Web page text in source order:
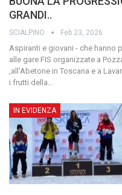
GRANDI..
SCIALPINO Feb 23, 2026
Aspiranti e giovani - che hanno
alle gare FIS organizzate a
,all’Abetone in Toscana e a
i frutti della
IN EVIDENZA